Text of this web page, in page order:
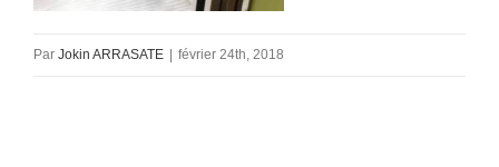
Par Jokin ARRASATE février 24th, 2018